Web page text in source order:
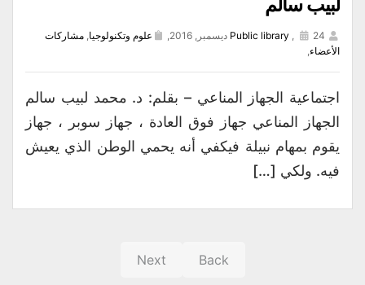
Public library , 24 ديسمبر, 2016, علوم وتكنولوجيا, مشاركات
الأعضاء,
اجتماعية الجهاز المناعي – بقلم: د. محمد لبيب سالم
الجهاز المناعي جهاز فوق العادة ، جهاز سوبر ، جهاز
يقوم بمهام نبيلة فيكفي أنه يحمي الوطن الذي يعيش
فيه. ولكي […]
Back
Next